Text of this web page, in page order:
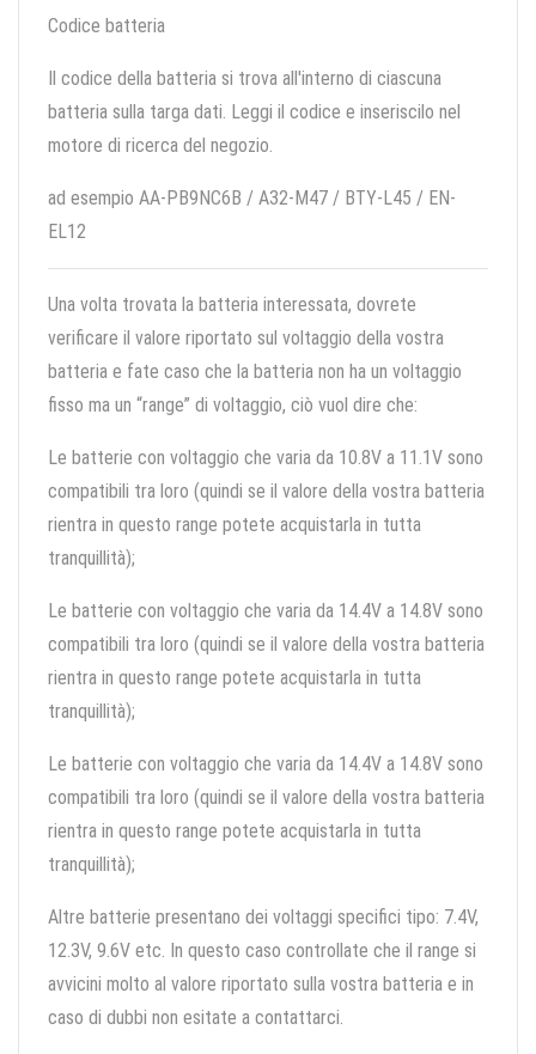
Codice batteria
Il codice della batteria si trova all'interno di ciascuna
batteria sulla targa dati. Leggi il codice e inseriscilo nel
motore di ricerca del negozio.
ad esempio AA-PB9NC6B / A32-M47 / BTY-L45 / EN-
EL12
Una volta trovata la batteria interessata, dovrete
verificare il valore riportato sul voltaggio della vostra
batteria e fate caso che la batteria non ha un voltaggio
fisso ma un “range” di voltaggio, ciò vuol dire che:
Le batterie con voltaggio che varia da 10.8V a 11.1V sono
compatibili tra loro (quindi se il valore della vostra batteria
rientra in questo range potete acquistarla in tutta
tranquillità);
Le batterie con voltaggio che varia da 14.4V a 14.8V sono
compatibili tra loro (quindi se il valore della vostra batteria
rientra in questo range potete acquistarla in tutta
tranquillità);
Le batterie con voltaggio che varia da 14.4V a 14.8V sono
compatibili tra loro (quindi se il valore della vostra batteria
rientra in questo range potete acquistarla in tutta
tranquillità);
Altre batterie presentano dei voltaggi specifici tipo: 7.4V,
12.3V, 9.6V etc. In questo caso controllate che il range si
avvicini molto al valore riportato sulla vostra batteria e in
caso di dubbi non esitate a contattarci.